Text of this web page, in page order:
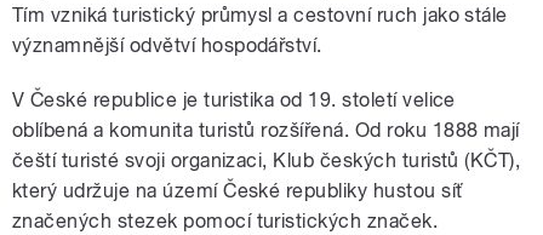
Tím vzniká turistický průmysl a cestovní ruch jako stále
významnější odvětví hospodářství.
V České republice je turistika od 19. století velice
oblíbená a komunita turistů rozšířená. Od roku 1888 mají
čeští turisté svoji organizaci, Klub českých turistů (KČT),
který udržuje na území České republiky hustou síť
značených stezek pomocí turistických značek.